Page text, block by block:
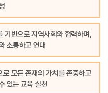
기반으로 지역사회와 협력하며,
소통하고 연대
로 모든 존재의 가치를 존중하고
있는 교육 실천